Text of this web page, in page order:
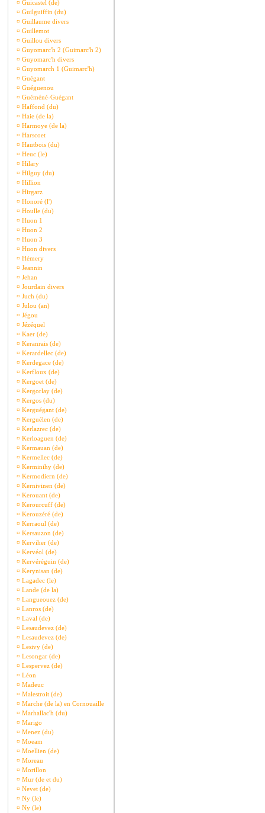
¤ Guicastel (de)
¤ Guilguiffin (du)
¤ Guillaume divers
¤ Guillemot
¤ Guillou divers
¤ Guyomarc'h 2 (Guimarc'h 2)
¤ Guyomarc'h divers
¤ Guyomarch 1 (Guimarc'h)
¤ Guégant
¤ Guéguenou
¤ Guéméné-Guégant
¤ Haffond (du)
¤ Haie (de la)
¤ Harmoye (de la)
¤ Harscoet
¤ Hautbois (du)
¤ Heuc (le)
¤ Hilary
¤ Hilguy (du)
¤ Hillion
¤ Hirgarz
¤ Honoré (l')
¤ Houlle (du)
¤ Huon 1
¤ Huon 2
¤ Huon 3
¤ Huon divers
¤ Hémery
¤ Jeannin
¤ Jehan
¤ Jourdain divers
¤ Juch (du)
¤ Julou (an)
¤ Jégou
¤ Jézéquel
¤ Kaer (de)
¤ Keranrais (de)
¤ Kerardellec (de)
¤ Kerdegace (de)
¤ Kerfloux (de)
¤ Kergoet (de)
¤ Kergorlay (de)
¤ Kergos (du)
¤ Kerguégant (de)
¤ Kerguélen (de)
¤ Kerlazrec (de)
¤ Kerloaguen (de)
¤ Kermauan (de)
¤ Kermellec (de)
¤ Kerminihy (de)
¤ Kermodiern (de)
¤ Kernivinen (de)
¤ Kerouant (de)
¤ Kerourcuff (de)
¤ Kerouzéré (de)
¤ Kerraoul (de)
¤ Kersauzon (de)
¤ Kerviher (de)
¤ Kervéol (de)
¤ Kervéréguin (de)
¤ Kerynisan (de)
¤ Lagadec (le)
¤ Lande (de la)
¤ Langueouez (de)
¤ Lanros (de)
¤ Laval (de)
¤ Lesaudevez (de)
¤ Lesaudevez (de)
¤ Lesivy (de)
¤ Lesongar (de)
¤ Lespervez (de)
¤ Léon
¤ Madeuc
¤ Malestroit (de)
¤ Marche (de la) en Cornouaille
¤ Marhallac'h (du)
¤ Marigo
¤ Menez (du)
¤ Moeam
¤ Moellien (de)
¤ Moreau
¤ Morillon
¤ Mur (de et du)
¤ Nevet (de)
¤ Ny (le)
¤ Ny (le)